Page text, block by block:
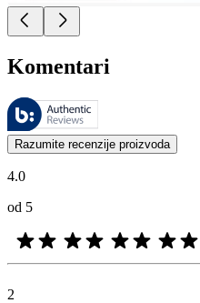
Komentari
Ovim recenzijama upravlja
Mišljenja kupaca u obliku ocena
Razumite recenzije proizvoda
4.0
od 5
2